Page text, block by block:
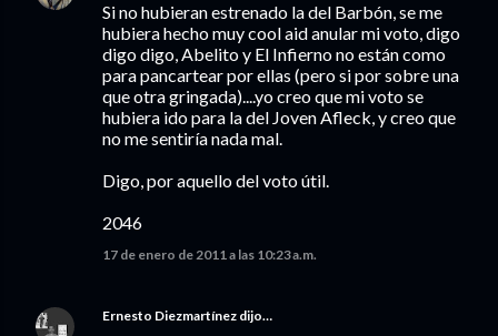
Si no hubieran estrenado la del Barbón, se me
hubiera hecho muy cool aid anular mi voto, digo
digo digo, Abelito y El Infierno no están como
para pancartear por ellas (pero si por sobre una
que otra gringada)....yo creo que mi voto se
hubiera ido para la del Joven Afleck, y creo que
no me sentiría nada mal.
Digo, por aquello del voto útil.
2046
17 de enero de 2011 a las 10:23 a.m.
Ernesto Diezmartínez dijo…